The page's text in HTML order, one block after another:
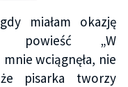
miałam okazję
powieść „W
wciągnęła, nie
pisarka tworzy